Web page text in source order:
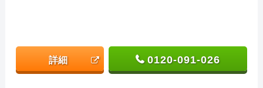
詳細 0120-091-026